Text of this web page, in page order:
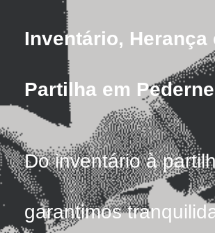
Inventário, Herança
Partilha em
Do inventário à
garantimos